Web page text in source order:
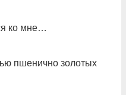
ко мне…
пшенично золотых